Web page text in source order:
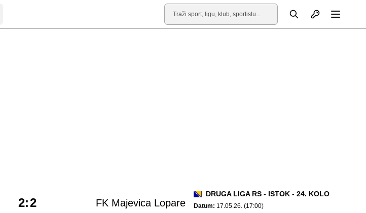
Pretraga Otvori profil
FK Majevica Lopare
2:2
DRUGA LIGA RS - ISTOK - 24. KOLO
Datum: 17.05.26. (17:00)